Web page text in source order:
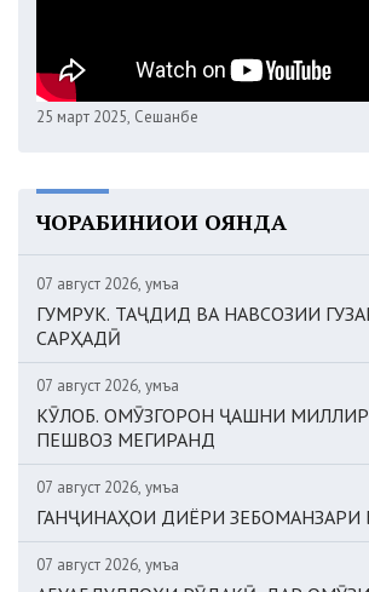
25 март 2025, Сешанбе
ЧОРАБИНИҲОИ ОЯНДА
07 август 2026, Ҷумъа
ГУМРУК. ТАҶДИД ВА НАВСОЗИИ
САРҲАДӢ
07 август 2026, Ҷумъа
КӮЛОБ. ОМӮЗГОРОН ҶАШНИ
ПЕШВОЗ МЕГИРАНД
07 август 2026, Ҷумъа
ГАНҶИНАҲОИ ДИЁРИ ЗЕБОМАНЗАРИ
07 август 2026, Ҷумъа